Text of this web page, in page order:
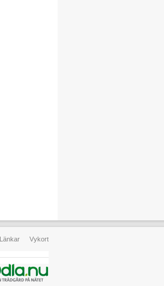
Länkar Vykort